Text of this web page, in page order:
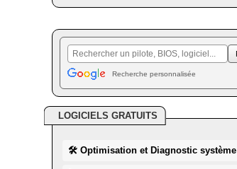
Recherche personnalisée
LOGICIELS GRATUITS
🛠 Optimisation et Diagnostic système